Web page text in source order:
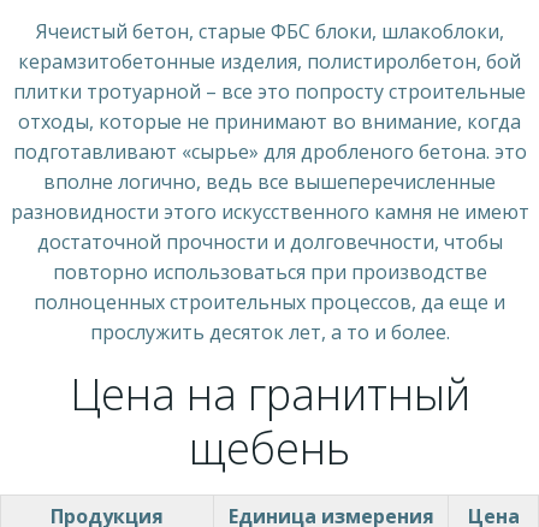
Ячеистый бетон, старые ФБС блоки, шлакоблоки,
керамзитобетонные изделия, полистиролбетон, бой
плитки тротуарной – все это попросту строительные
отходы, которые не принимают во внимание, когда
подготавливают «сырье» для дробленого бетона. это
вполне логично, ведь все вышеперечисленные
разновидности этого искусственного камня не имеют
достаточной прочности и долговечности, чтобы
повторно использоваться при производстве
полноценных строительных процессов, да еще и
прослужить десяток лет, а то и более.
Цена на гранитный
щебень
Продукция Единица измерения Цена